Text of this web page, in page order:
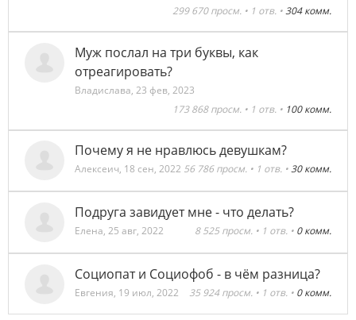
299 670 просм. • 1 отв. •304 комм.
Муж послал на три буквы, как
отреагировать?
Владислава,23 фев, 2023
173 868 просм. • 1 отв. • 100 комм.
Почему я не нравлюсь девушкам?
Алексеич, 18 сен, 2022 56 786 просм. • 1 отв. •30 комм.
Подруга завидует мне - что делать?
Елена,25 авг, 2022 8 525 просм. • 1 отв. • 0 комм.
Социопат и Социофоб - в чём разница?
Евгения, 19 июл, 2022 35 924 просм. • 1 отв. • 0 комм.